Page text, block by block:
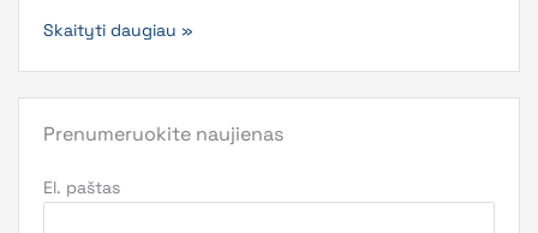
Skaityti daugiau »
Prenumeruokite naujienas
El. paštas